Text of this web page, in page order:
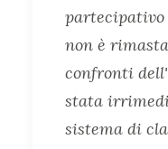
non è
confronti
stata
sistema di